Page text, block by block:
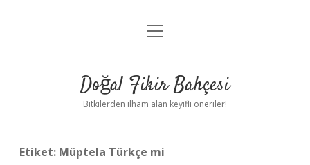
Anasayfa
Yasal Uyarı
menüyü
Doğal Fikir Bahçesi
Bitkilerden ilham alan keyifli öneriler!
Etiket: Müptela Türkçe mi